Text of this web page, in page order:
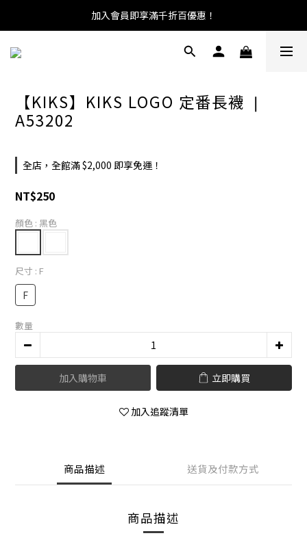
加入會員即享滿千折百優惠！
【KIKS】KIKS LOGO 定番長襪 ❘
A53202
全店，全館滿 $2,000 即享免運！
NT$250
顏色 : 黑色
尺寸 : F
F
數量
加入購物車 立即購買
加入追蹤清單
商品描述 送貨及付款方式
商品描述